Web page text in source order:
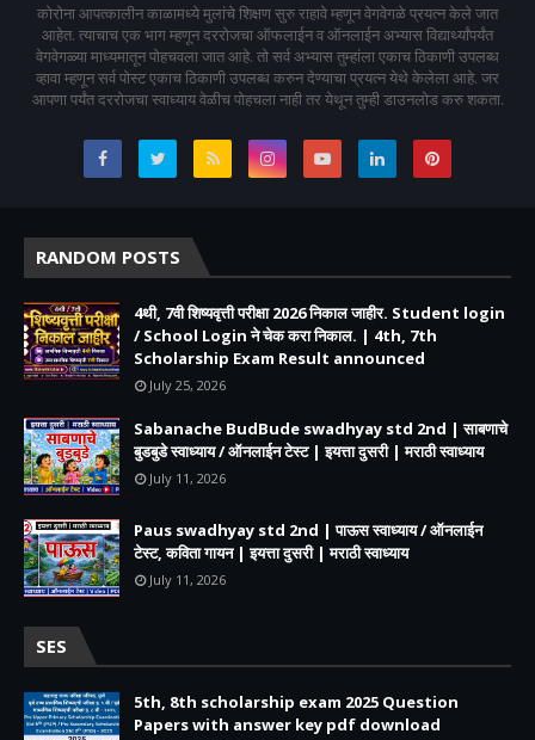
कोरोना आपत्कालीन काळामध्ये मुलांचे शिक्षण सुरु राहावे म्हणून वेगवेगळे प्रयत्न केले जात
आहेत. त्याचाच एक भाग म्हणून दररोजचा ऑफलाईन व ऑनलाईन अभ्यास विद्यार्थ्यांपर्यंत
वेगवेगळ्या माध्यमातून पोहचवला जात आहे. तो सर्व अभ्यास तुम्हांला एकाच ठिकाणी उपलब्ध
व्हावा म्हणून सर्व पोस्ट एकाच ठिकाणी उपलब्ध करुन देण्याचा प्रयत्न येथे केलेला आहे. जर
आपणा पर्यंत दररोजचा स्वाध्याय वेळीच पोहचला नाही तर येथून तुम्ही डाउनलोड करु शकता.
RANDOM POSTS
4थी, 7वी शिष्यवृत्ती परीक्षा 2026 निकाल जाहीर. Student login
/ School Login ने चेक करा निकाल. | 4th, 7th
Scholarship Exam Result announced
July 25, 2026
Sabanache BudBude swadhyay std 2nd | साबणाचे
बुडबुडे स्वाध्याय / ऑनलाईन टेस्ट | इयत्ता दुसरी | मराठी स्वाध्याय
July 11, 2026
Paus swadhyay std 2nd | पाऊस स्वाध्याय / ऑनलाईन
टेस्ट, कविता गायन | इयत्ता दुसरी | मराठी स्वाध्याय
July 11, 2026
SES
5th, 8th scholarship exam 2025 Question
Papers with answer key pdf download